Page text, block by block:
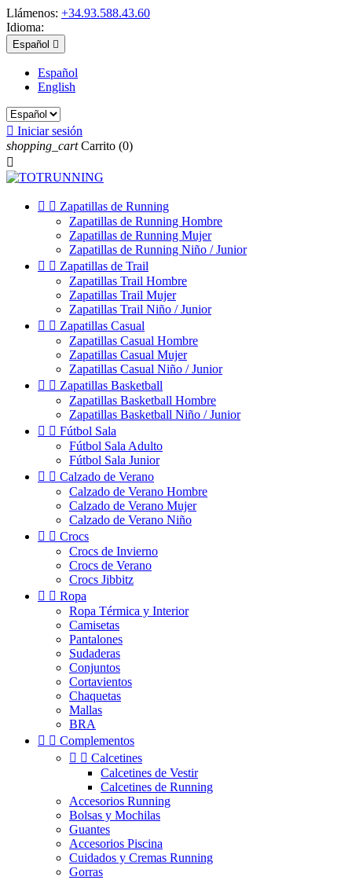
Llámenos: +34.93.588.43.60
Idioma:
Español 
Español
English
 Iniciar sesión
shopping_cart Carrito (0)

  Zapatillas de Running
Zapatillas de Running Hombre
Zapatillas de Running Mujer
Zapatillas de Running Niño / Junior
  Zapatillas de Trail
Zapatillas Trail Hombre
Zapatillas Trail Mujer
Zapatillas Trail Niño / Junior
  Zapatillas Casual
Zapatillas Casual Hombre
Zapatillas Casual Mujer
Zapatillas Casual Niño / Junior
  Zapatillas Basketball
Zapatillas Basketball Hombre
Zapatillas Basketball Niño / Junior
  Fútbol Sala
Fútbol Sala Adulto
Fútbol Sala Junior
  Calzado de Verano
Calzado de Verano Hombre
Calzado de Verano Mujer
Calzado de Verano Niño
  Crocs
Crocs de Invierno
Crocs de Verano
Crocs Jibbitz
  Ropa
Ropa Térmica y Interior
Camisetas
Pantalones
Sudaderas
Conjuntos
Cortavientos
Chaquetas
Mallas
BRA
  Complementos
  Calcetines
Calcetines de Vestir
Calcetines de Running
Accesorios Running
Bolsas y Mochilas
Guantes
Accesorios Piscina
Cuidados y Cremas Running
Gorras